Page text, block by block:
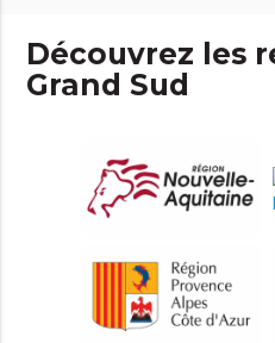
Découvrez les
Grand Sud